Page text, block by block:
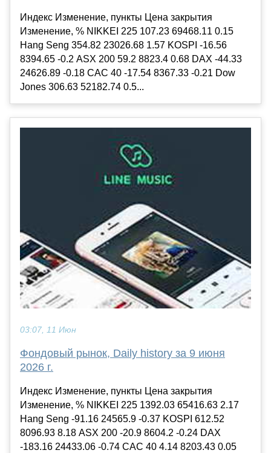
Индекс Изменение, пункты Цена закрытия
Изменение, % NIKKEI 225 107.23 69468.11 0.15
Hang Seng 354.82 23026.68 1.57 KOSPI -16.56
8394.65 -0.2 ASX 200 59.2 8823.4 0.68 DAX -44.33
24626.89 -0.18 CAC 40 -17.54 8367.33 -0.21 Dow
Jones 306.63 52182.74 0.5...
03:07, 11 Июн
Фондовый рынок, Daily history за 9 июня
2026 г.
Индекс Изменение, пункты Цена закрытия
Изменение, % NIKKEI 225 1392.03 65416.63 2.17
Hang Seng -91.16 24565.9 -0.37 KOSPI 612.52
8096.93 8.18 ASX 200 -20.9 8604.2 -0.24 DAX
-183.16 24433.06 -0.74 CAC 40 4.14 8203.43 0.05